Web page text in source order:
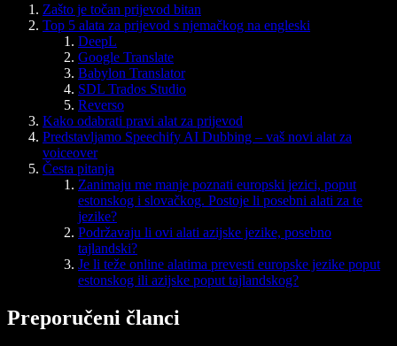
Zašto je točan prijevod bitan
Top 5 alata za prijevod s njemačkog na engleski
DeepL
Google Translate
Babylon Translator
SDL Trados Studio
Reverso
Kako odabrati pravi alat za prijevod
Predstavljamo Speechify AI Dubbing – vaš novi alat za
voiceover
Česta pitanja
Zanimaju me manje poznati europski jezici, poput
estonskog i slovačkog. Postoje li posebni alati za te
jezike?
Podržavaju li ovi alati azijske jezike, posebno
tajlandski?
Je li teže online alatima prevesti europske jezike poput
estonskog ili azijske poput tajlandskog?
Preporučeni članci